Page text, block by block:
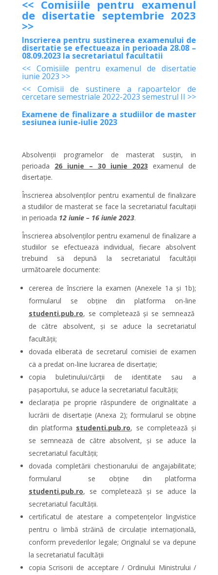
<< Comisiile pentru examenul
de disertatie septembrie 2023
>>
Inscrierea pentru sustinerea examenului de
disertatie se efectueaza in perioada 28.08 –
08.09.2023 la secretariatul facultatii
<< Comisiile pentru examenul de disertatie
iunie 2023 >>
<< Comisii de sustinere a rapoartelor de
cercetare semestriale 2022-2023 semestrul II >>
Examene de finalizare a studiilor de master
sesiunea iunie-iulie 2023
Absolvenții programelor de masterat susțin, in
perioada 26 iunie – 30 iunie 2023 examenul de
disertație.
Înscrierea absolvenților pentru examentul de finalizare
a studiilor de masterat se face la secretariatul facultații
in perioada 12iunie – 16 iunie 2023.
Înscrierea absolvenților pentru examenul de finalizare a
studiilor se efectueazä individual, fiecare absolvent
trebuind sä depună la secretariatul facultății
următoarele documente:
cererea de înscriere la examen (Anexele 1a și 1b);
formularul se obține din platforma on-line
studenti.pub.ro, se completează și se semnează
de către absolvent, și se aduce la secretariatul
facultății;
dovada eliberatä de secretarul comisiei de examen
cä a predat on-line lucrarea de disertație;
copia buletinului/cărții de identitate sau a
paşaportului, se aduce la secretariatul facultății;
declarația pe proprie răspundere de originalitate a
lucrării de disertație (Anexa 2); formularul se obține
din platforma studenti.pub.ro, se completează și
se semneazä de către absolvent, și se aduce la
secretariatul facultății;
dovada completării chestionarului de angajabilitate;
formularul se obține din platforma
studenti.pub.ro, se completează și se aduce la
secretariatul facultății.
certificatul de atestare a competențelor lingvistice
pentru o limbă străină de circulație internațională,
conform prevederilor legale; Originalul se va depune
la secretariatul facultății
copia Scrisorii de acceptare / Ordinului Ministrului /